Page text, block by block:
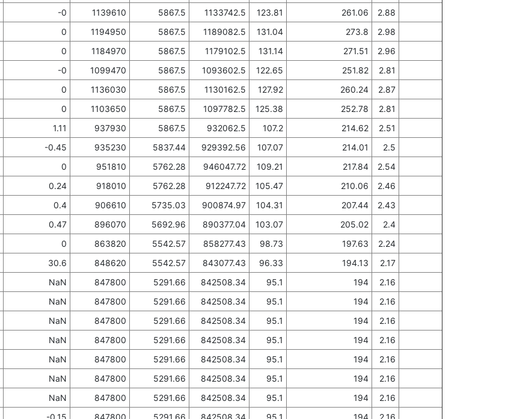
-0 1139610 5867.5 1133742.5 123.81 261.06
2.88
0 1194950 5867.5 1189082.5 131.04 273.8
2.98
0 1184970 5867.5 1179102.5 131.14 271.51
2.96
-0 1099470 5867.5 1093602.5 122.65 251.82
2.81
0 1136030 5867.5 1130162.5 127.92 260.24
2.87
0 1103650 5867.5 1097782.5 125.38 252.78
2.81
1.11 937930 5867.5 932062.5 107.2 214.62
2.51
-0.45 935230 5837.44 929392.56 107.07 214.01
2.5
0 951810 5762.28 946047.72 109.21 217.84
2.54
0.24 918010 5762.28 912247.72 105.47 210.06
2.46
0.4 906610 5735.03 900874.97 104.31 207.44
2.43
0.47 896070 5692.96 890377.04 103.07 205.02
2.4
0 863820 5542.57 858277.43 98.73 197.63
2.24
30.6 848620 5542.57 843077.43 96.33 194.13
2.17
NaN 847800 5291.66 842508.34 95.1 194
2.16
NaN 847800 5291.66 842508.34 95.1 194
2.16
NaN 847800 5291.66 842508.34 95.1 194
2.16
NaN 847800 5291.66 842508.34 95.1 194
2.16
NaN 847800 5291.66 842508.34 95.1 194
2.16
NaN 847800 5291.66 842508.34 95.1 194
2.16
NaN 847800 5291.66 842508.34 95.1 194
2.16
-0.15 847800 5291.66 842508.34 95.1 194
2.16